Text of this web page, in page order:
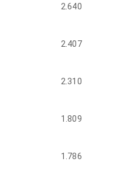
2.640
2.407
2.310
1.809
1.786